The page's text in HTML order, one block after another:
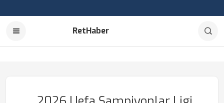
RetHaber